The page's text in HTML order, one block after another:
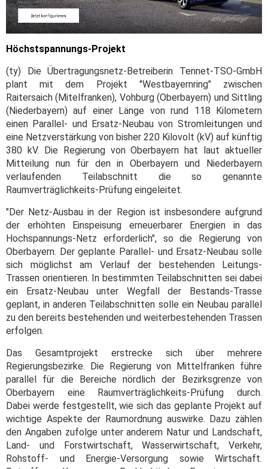
Höchstspannungs-Projekt
(ty) Die Übertragungsnetz-Betreiberin Tennet-TSO-GmbH
plant mit dem Projekt "Westbayernring" zwischen
Raitersaich (Mitelfranken), Vohburg (Oberbayern) und Sittling
(Niederbayern) auf einer Länge von rund 118 Kilometern
einen Parallel- und Ersatz-Neubau von Stromleitungen und
eine Netzverstärkung von bisher 220 Kilovolt (kV) auf künftig
380 kV. Die Regierung von Oberbayern hat laut aktueller
Mitteilung nun für den in Oberbayern und Niederbayern
verlaufenden Teilabschnitt die so genannte
Raumverträglichkeits-Prüfung eingeleitet.
"Der Netz-Ausbau in der Region ist insbesondere aufgrund
der erhöhten Einspeisung erneuerbarer Energien in das
Hochspannungs-Netz erforderlich", so die Regierung von
Oberbayern. Der geplante Parallel- und Ersatz-Neubau solle
sich möglichst am Verlauf der bestehenden Leitungs-
Trassen orientieren. In bestimmten Teilabschnitten sei dabei
ein Ersatz-Neubau unter Wegfall der Bestands-Trasse
geplant, in anderen Teilabschnitten solle ein Neubau parallel
zu den bereits bestehenden und weiterbestehenden Trassen
erfolgen.
Das Gesamtprojekt erstrecke sich über mehrere
Regierungsbezirke. Die Regierung von Mittelfranken führe
parallel für die Bereiche nördlich der Bezirksgrenze von
Oberbayern eine Raumverträglichkeits-Prüfung durch.
Dabei werde festgestellt, wie sich das geplante Projekt auf
wichtige Aspekte der Raumordnung auswirke. Dazu zählen
den Angaben zufolge unter anderem Natur und Landschaft,
Land- und Forstwirtschaft, Wasserwirtschaft, Verkehr,
Rohstoff- und Energie-Versorgung sowie Wirtschaft.